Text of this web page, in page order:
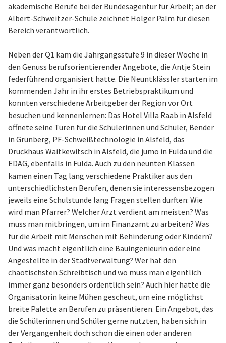
akademische Berufe bei der Bundesagentur für Arbeit; an der
Albert-Schweitzer-Schule zeichnet Holger Palm für diesen
Bereich verantwortlich.
Neben der Q1 kam die Jahrgangsstufe 9 in dieser Woche in
den Genuss berufsorientierender Angebote, die Antje Stein
federführend organisiert hatte. Die Neuntklässler starten im
kommenden Jahr in ihr erstes Betriebspraktikum und
konnten verschiedene Arbeitgeber der Region vor Ort
besuchen und kennenlernen: Das Hotel Villa Raab in Alsfeld
öffnete seine Türen für die Schülerinnen und Schüler, Bender
in Grünberg, PF-Schweißtechnologie in Alsfeld, das
Druckhaus Waitkewitsch in Alsfeld, die jumo in Fulda und die
EDAG, ebenfalls in Fulda. Auch zu den neunten Klassen
kamen einen Tag lang verschiedene Praktiker aus den
unterschiedlichsten Berufen, denen sie interessensbezogen
jeweils eine Schulstunde lang Fragen stellen durften: Wie
wird man Pfarrer? Welcher Arzt verdient am meisten? Was
muss man mitbringen, um im Finanzamt zu arbeiten? Was
für die Arbeit mit Menschen mit Behinderung oder Kindern?
Und was macht eigentlich eine Bauingenieurin oder eine
Angestellte in der Stadtverwaltung? Wer hat den
chaotischsten Schreibtisch und wo muss man eigentlich
immer ganz besonders ordentlich sein? Auch hier hatte die
Organisatorin keine Mühen gescheut, um eine möglichst
breite Palette an Berufen zu präsentieren. Ein Angebot, das
die Schülerinnen und Schüler gerne nutzten, haben sich in
der Vergangenheit doch schon die einen oder anderen